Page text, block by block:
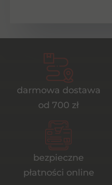
darmowa dostawa
od 700 zł
bezpieczne
płatności online